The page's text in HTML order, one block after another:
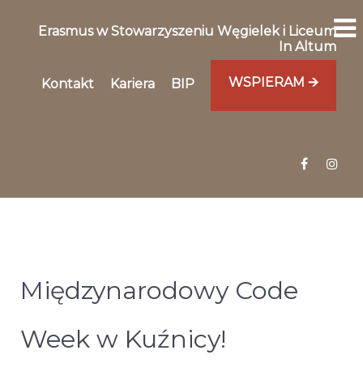
Erasmus w Stowarzyszeniu Węgielek i Liceum
In Altum
Kontakt Kariera BIP WSPIERAM 🡪
Międzynarodowy Code
Week w Kuźnicy!